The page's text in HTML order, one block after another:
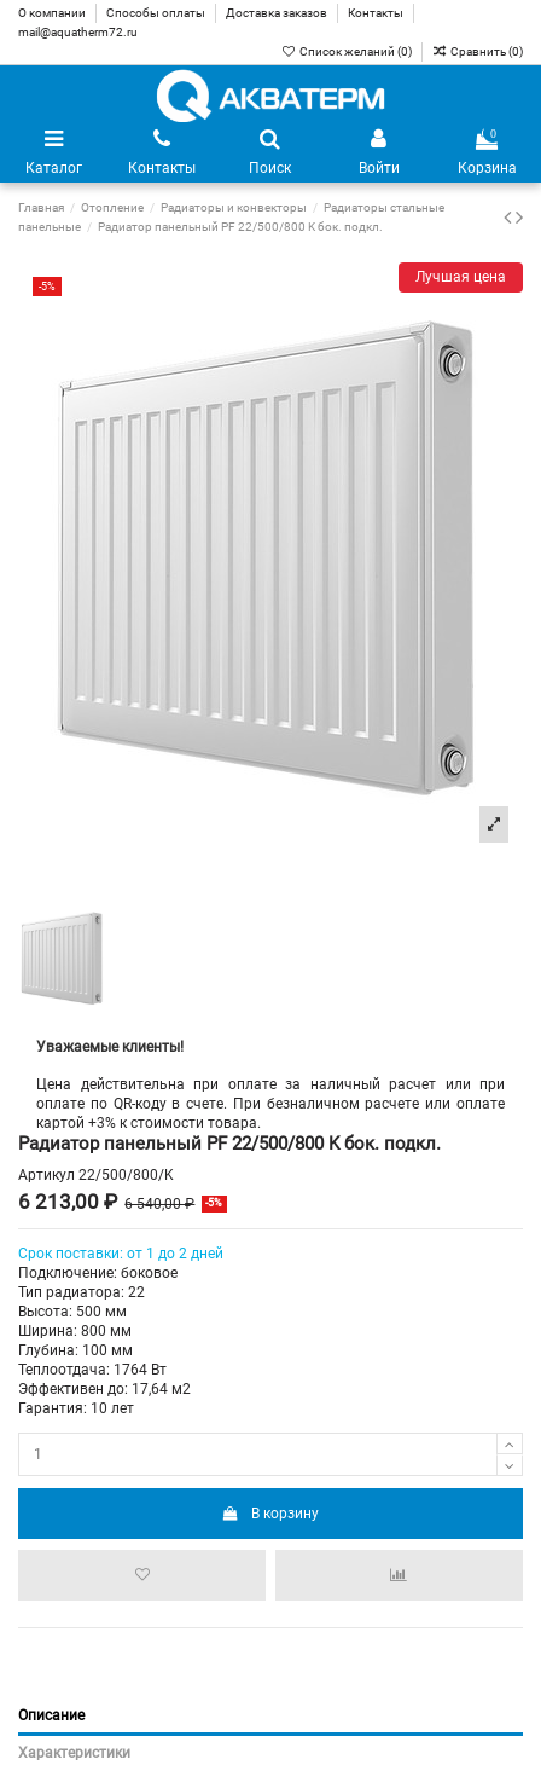
О компании Способы оплаты Доставка заказов
Контакты
mail@aquatherm72.ru
Список желаний (0) Сравнить (0)
Каталог Контакты Поиск Войти
0
Корзина
Главная Отопление Радиаторы и конвекторы
Радиаторы стальные
панельные
Радиатор панельный PF 22/500/800 K бок. подкл.
-5%
Лучшая цена
Уважаемые клиенты!
Цена действительна при оплате за наличный расчет или при
оплате по QR-коду в счете. При безналичном расчете или оплате
картой +3% к стоимости товара.
Радиатор панельный PF 22/500/800 K бок. подкл.
Артикул 22/500/800/K
6 213,00 ₽ 6 540,00 ₽ -5%
Срок поставки: от 1 до 2 дней
Подключение: боковое
Тип радиатора: 22
Высота: 500 мм
Ширина: 800 мм
Глубина: 100 мм
Теплоотдача: 1764 Вт
Эффективен до: 17,64 м2
Гарантия: 10 лет
В корзину
Описание
Характеристики